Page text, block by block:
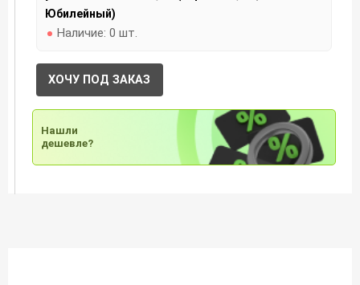
Юбилейный)
Наличие: 0 шт.
ХОЧУ ПОД ЗАКАЗ
Нашли
дешевле?